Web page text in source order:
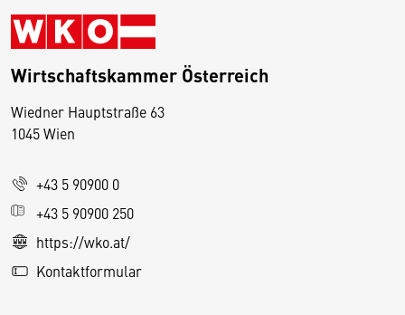
Wirtschaftskammer Österreich
Wiedner Hauptstraße 63
1045 Wien
+43 5 90900 0
+43 5 90900 250
https://wko.at/
Kontaktformular
D
s
e
S
e